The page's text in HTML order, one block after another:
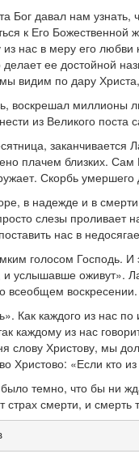
Бог давал нам
к Его Божественной
нас в меру его
делает ее достойной
видим по дару
воскрешал миллионы
из Великого
заканчивается
плачем близких. Сам
Скорбь умершего
в надежде и в
слезы
нас в
голосом Господь.
услышавше оживут».
всеобщем воскресении.
Как каждого из нас
каждому из нас
слову Христову, мы
Христово: «Если кто
темно, что бы ни
страх смерти, и